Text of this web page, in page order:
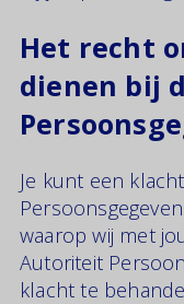
Het recht
dienen bij
Je kunt een
waarop wij met
Autoriteit
klacht te